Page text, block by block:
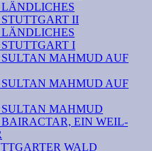
II
I
MAHMUD AUF
MAHMUD AUF
MAHMUD
EIN WEIL-
WALD